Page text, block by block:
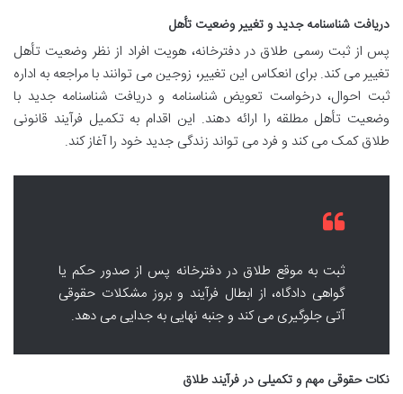
دریافت شناسنامه جدید و تغییر وضعیت تأهل
پس از ثبت رسمی طلاق در دفترخانه، هویت افراد از نظر وضعیت تأهل
تغییر می کند. برای انعکاس این تغییر، زوجین می توانند با مراجعه به اداره
ثبت احوال، درخواست تعویض شناسنامه و دریافت شناسنامه جدید با
وضعیت تأهل مطلقه را ارائه دهند. این اقدام به تکمیل فرآیند قانونی
طلاق کمک می کند و فرد می تواند زندگی جدید خود را آغاز کند.
ثبت به موقع طلاق در دفترخانه پس از صدور حکم یا
گواهی دادگاه، از ابطال فرآیند و بروز مشکلات حقوقی
آتی جلوگیری می کند و جنبه نهایی به جدایی می دهد.
نکات حقوقی مهم و تکمیلی در فرآیند طلاق